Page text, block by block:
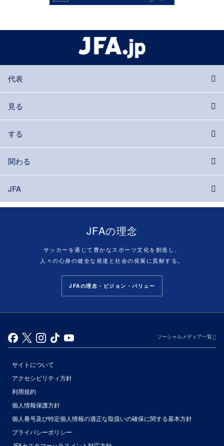
代表
見る
する
関わる
JFA
JFAの理念
サッカーを通じて豊かなスポーツ文化を創造し、
人々の心身の健全な発達と社会の発展に貢献する。
JFAの理念・ビジョン・バリュー
ソーシャルメディア一覧
サイトについて
アクセシビリティ方針
利用規約
個人情報保護方針
個人番号及び特定個人情報の適正な取扱いの確保に関する基本方針
プライバシーポリシー